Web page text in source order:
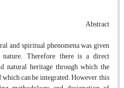
Abstract
and spiritual phenomena was given
Therefore, there is a direct
natural heritage through which the
can be integrated. However, this